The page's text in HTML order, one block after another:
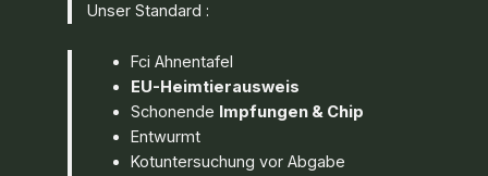
Unser Standard :
Fci Ahnentafel
EU-Heimtierausweis
Schonende Impfungen & Chip
Entwurmt
Kotuntersuchung vor Abgabe